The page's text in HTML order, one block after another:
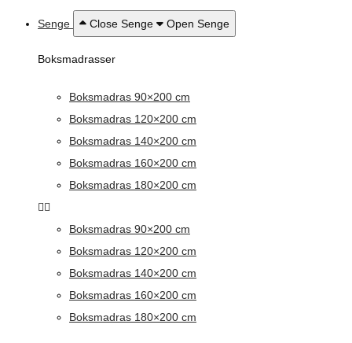
Senge Close Senge Open Senge
Boksmadrasser
Boksmadras 90×200 cm
Boksmadras 120×200 cm
Boksmadras 140×200 cm
Boksmadras 160×200 cm
Boksmadras 180×200 cm
Boksmadras 90×200 cm
Boksmadras 120×200 cm
Boksmadras 140×200 cm
Boksmadras 160×200 cm
Boksmadras 180×200 cm